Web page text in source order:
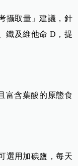
攝取量」建議，針
鐵及維他命 D，提
富含葉酸的原態食
選用加碘鹽，每天